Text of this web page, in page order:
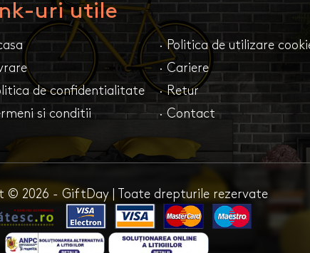
uri utile
de confidentialitate
si conditii
· Politica de utilizare
· Cariere
· Retur
· Contact
© 2026 - GiftDay | Toate drepturile rezervate